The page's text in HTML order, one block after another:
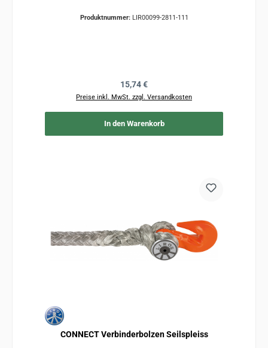
Produktnummer: LIR00099-2811-111
Regulärer Preis:
15,74 €
Preise inkl. MwSt. zzgl. Versandkosten
In den Warenkorb
CONNECT Verbinderbolzen Seilspleiss